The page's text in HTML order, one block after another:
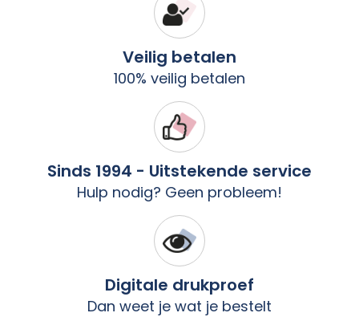
Veilig betalen
100% veilig betalen
Sinds 1994 - Uitstekende service
Hulp nodig? Geen probleem!
Digitale drukproef
Dan weet je wat je bestelt